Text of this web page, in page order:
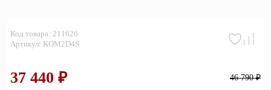
Декор
О нас
Наши салоны
Код товара: 211626
Артикул: KOM2D4S
46 790 ₽
37 440 ₽